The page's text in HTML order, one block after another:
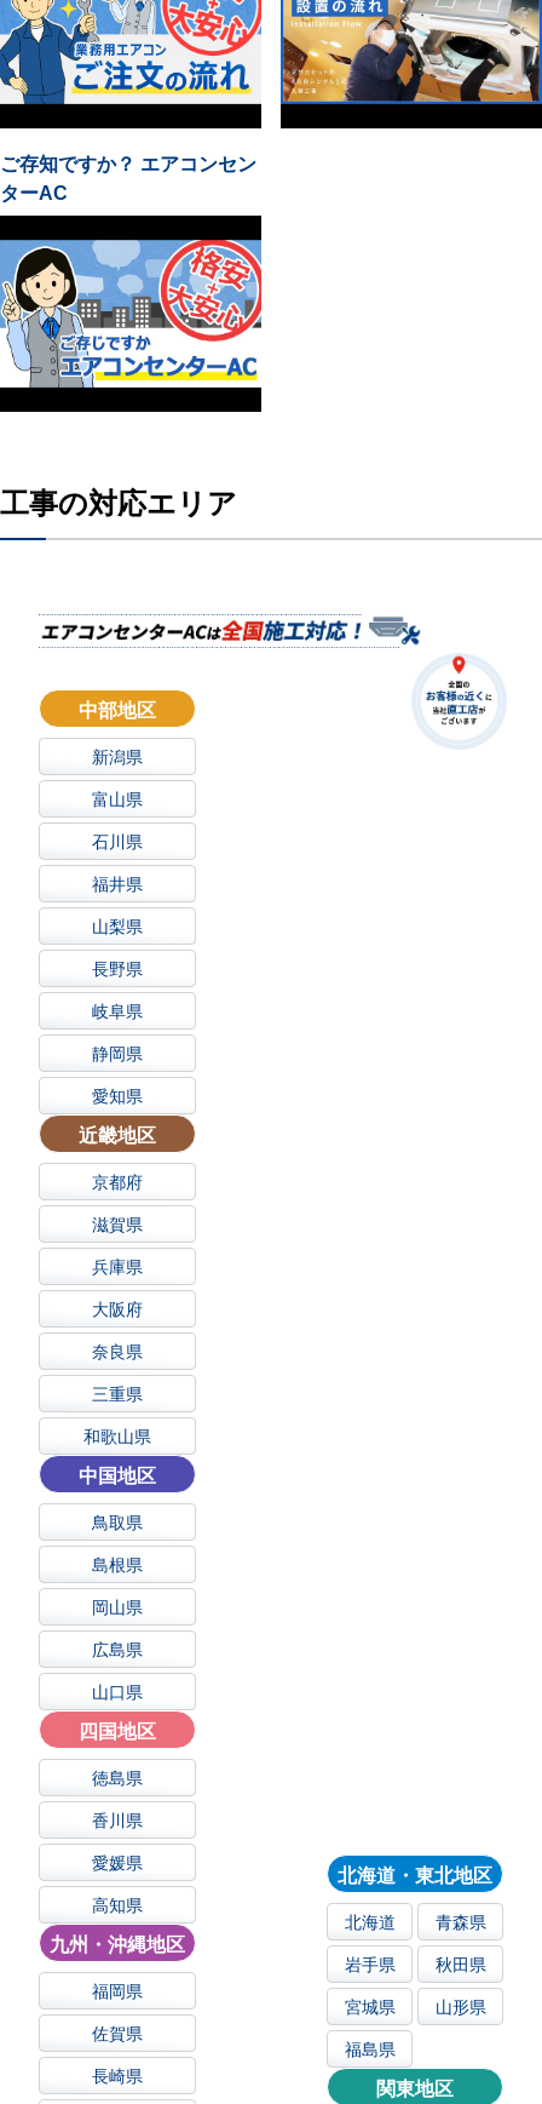
ご存知ですか？ エアコンセン
ターAC
工事の対応エリア
北海道・東北地区
北海道
青森県
岩手県
秋田県
宮城県
山形県
福島県
関東地区
中部地区
新潟県
富山県
石川県
福井県
山梨県
長野県
岐阜県
静岡県
愛知県
近畿地区
京都府
滋賀県
兵庫県
大阪府
奈良県
三重県
和歌山県
中国地区
鳥取県
島根県
岡山県
広島県
山口県
四国地区
徳島県
香川県
愛媛県
高知県
九州・沖縄地区
福岡県
佐賀県
長崎県